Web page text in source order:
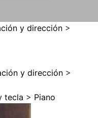
y dirección >
y dirección >
tecla > Piano